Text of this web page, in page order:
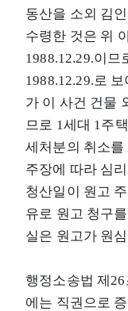
동산을 소외 김
수령한 것은 위
1988.12.29.이므
1988.12.29.로
가 이 사건 건물
므로 1세대 1주
세처분의 취소를
주장에 따라 심
청산일이 원고
유로 원고 청구
실은 원고가 원
행정소송법 제
에는 직권으로